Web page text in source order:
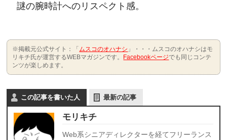
謎の腕時計へのリスペクト感。
※掲載元公式サイト：「 ムスコのオハナシ 」・・・ムスコのオハナシはモ
リキチ氏が運営するWEBマガジンです。
Facebookページでも同じコンテ
ンツが楽しめます。
この記事を書いた人 最新の記事
モリキチ
Web系シニアディレクターを経てフリーランス